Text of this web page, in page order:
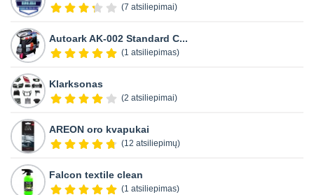
(7 atsiliepimai)
Autoark AK-002 Standard C...
(1 atsiliepimas)
Klarksonas
(2 atsiliepimai)
AREON oro kvapukai
(12 atsiliepimų)
Falcon textile clean
(1 atsiliepimas)